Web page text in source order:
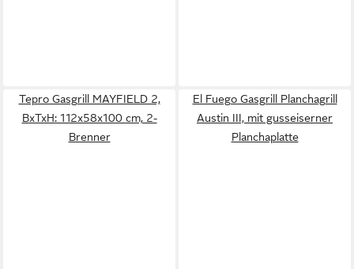
Tepro Gasgrill MAYFIELD 2,
BxTxH: 112x58x100 cm, 2-
Brenner
El Fuego Gasgrill Planchagrill
Austin III, mit gusseiserner
Planchaplatte